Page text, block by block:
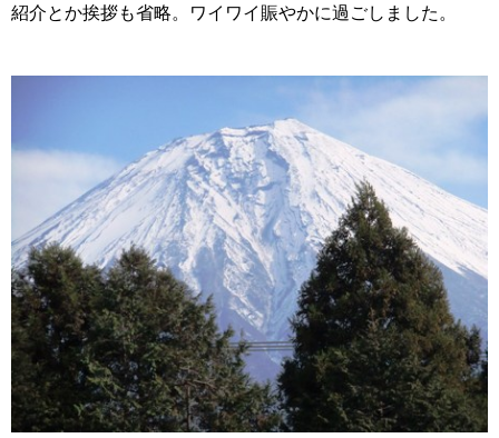
紹介とか挨拶も省略。ワイワイ賑やかに過ごしました。